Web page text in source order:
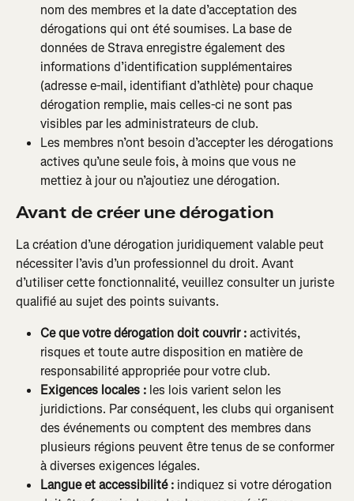
nom des membres et la date d’acceptation des
dérogations qui ont été soumises. La base de
données de Strava enregistre également des
informations d’identification supplémentaires
(adresse e-mail, identifiant d’athlète) pour chaque
dérogation remplie, mais celles-ci ne sont pas
visibles par les administrateurs de club.
Les membres n’ont besoin d’accepter les dérogations
actives qu’une seule fois, à moins que vous ne
mettiez à jour ou n’ajoutiez une dérogation.
Avant de créer une dérogation
La création d’une dérogation juridiquement valable peut
nécessiter l’avis d’un professionnel du droit. Avant
d’utiliser cette fonctionnalité, veuillez consulter un juriste
qualifié au sujet des points suivants.
Ce que votre dérogation doit couvrir : activités,
risques et toute autre disposition en matière de
responsabilité appropriée pour votre club.
Exigences locales : les lois varient selon les
juridictions. Par conséquent, les clubs qui organisent
des événements ou comptent des membres dans
plusieurs régions peuvent être tenus de se conformer
à diverses exigences légales.
Langue et accessibilité : indiquez si votre dérogation